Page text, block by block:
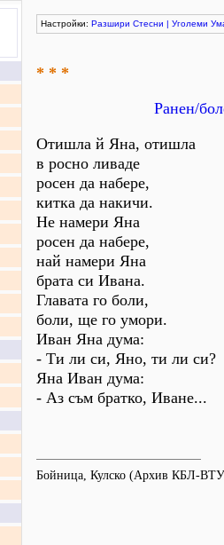
Настройки: Разшири Стесни | Уголеми
* * *
Ранен/
Отишла й Яна, отишла
в росно ливаде
росен да набере,
китка да накичи.
Не намери Яна
росен да набере,
най намери Яна
брата си Ивана.
Главата го боли,
боли, ще го умори.
Иван Яна дума:
- Ти ли си, Яно, ти ли си?
Яна Иван дума:
- Аз съм братко, Иване...
Бойница, Кулско (Архив КБЛ-